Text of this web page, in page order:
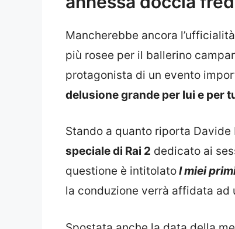
Mancherebbe ancora
più rosee per il ballerino
protagonista di un evento
delusione grande per lui e per
Stando a quanto riporta Davide
speciale di Rai 2 dedicato ai
questione è intitolatoI miei
la conduzione verrà affidata ad